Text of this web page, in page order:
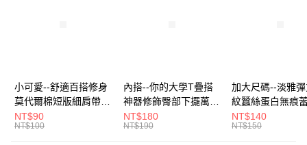
悠遊付
Google Pay
全盈+PAY
小可愛--舒適百搭修身
莫代爾棉短版細肩帶素
色背心(白.黑.灰L-2L)-
U582眼圈熊中大尺碼
NT$90
NT$100
內搭--你的大學T疊搭
神器修飾臀部下擺萬用
內搭裙/遮臀裙(黑2L-
6L)-Q155眼圈熊中大
NT$180
NT$190
加大尺碼--淡雅
紋蠶絲蛋白無痕
角內褲(白.粉.藍.
3L)-L28眼圈熊中
NT$140
NT$150